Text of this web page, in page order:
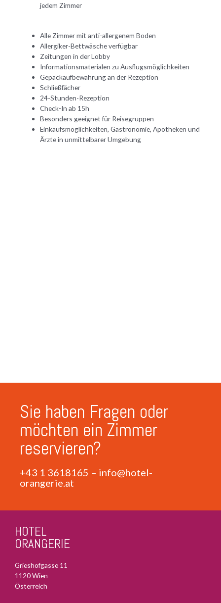
jedem Zimmer
Alle Zimmer mit anti-allergenem Boden
Allergiker-Bettwäsche verfügbar
Zeitungen in der Lobby
Informationsmaterialen zu Ausflugsmöglichkeiten
Gepäckaufbewahrung an der Rezeption
Schließfächer
24-Stunden-Rezeption
Check-In ab 15h
Besonders geeignet für Reisegruppen
Einkaufsmöglichkeiten, Gastronomie, Apotheken und
Ärzte in unmittelbarer Umgebung
Sie haben Fragen oder
möchten ein Zimmer
reservieren?
+43 1 3618165 – info@hotel-
orangerie.at
HOTEL
ORANGERIE
Grieshofgasse 11
1120 Wien
Österreich